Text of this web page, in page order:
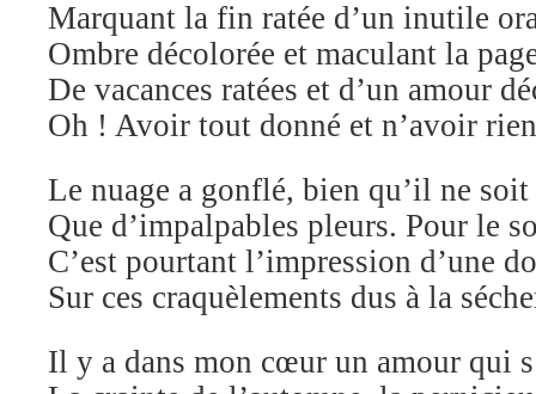
Marquant la fin ratée d’un inutile
Ombre décolorée et maculant la
De vacances ratées et d’un amour
Oh ! Avoir tout donné et n’avoir
Le nuage a gonflé, bien qu’il ne
Que d’impalpables pleurs. Pour le
C’est pourtant l’impression d’une
Sur ces craquèlements dus à la
Il y a dans mon cœur un amour qui